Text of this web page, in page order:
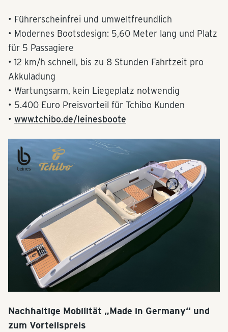
• Führerscheinfrei und umweltfreundlich
• Modernes Bootsdesign: 5,60 Meter lang und Platz
für 5 Passagiere
• 12 km/h schnell, bis zu 8 Stunden Fahrtzeit pro
Akkuladung
• Wartungsarm, kein Liegeplatz notwendig
• 5.400 Euro Preisvorteil für Tchibo Kunden
• www.tchibo.de/leinesboote
Nachhaltige Mobilität „Made in Germany“ und
zum Vorteilspreis